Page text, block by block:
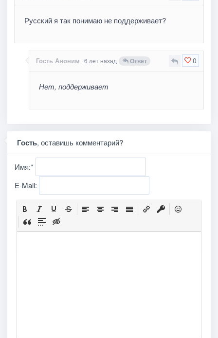
Русский я так понимаю не поддерживает?
0
Гость Аноним 6 лет назад Ответ
Нет, поддерживает
Гость, оставишь комментарий?
Имя:*
E-Mail: